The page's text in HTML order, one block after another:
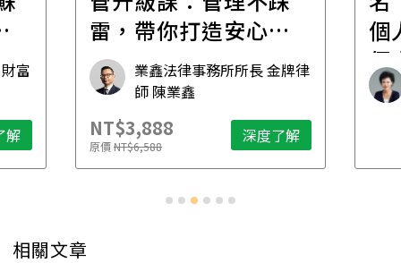
富
解
雷，帶你打造安心職
場
業鑫法律事務所所長 金牌律
師 陳業鑫
NT$3,888
原價NT$6,588 深度了解
個
想
相關文章